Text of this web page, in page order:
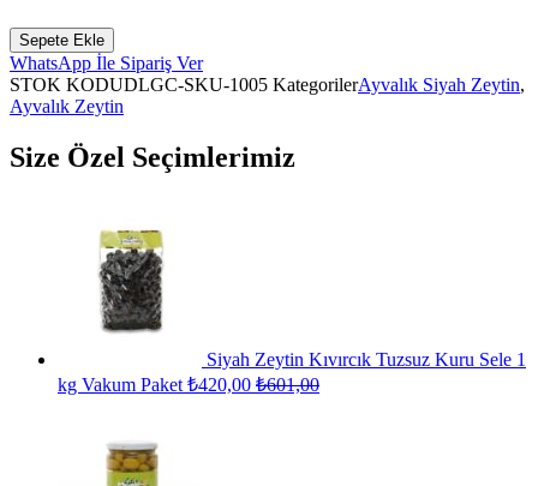
Sepete Ekle
WhatsApp İle Sipariş Ver
STOK KODUDLGC-SKU-1005 KategorilerAyvalık Siyah Zeytin,
Ayvalık Zeytin
Size Özel Seçimlerimiz
Siyah Zeytin Kıvırcık Tuzsuz Kuru Sele 1
kg Vakum Paket ₺420,00 ₺601,00